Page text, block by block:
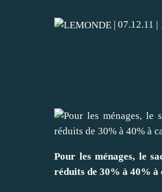
| 07.12.11
Pour les ménages, le
réduits de 30% à 40% à